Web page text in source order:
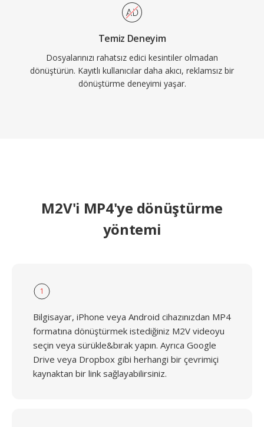
Temiz Deneyim
Dosyalarınızı rahatsız edici kesintiler olmadan
dönüştürün. Kayıtlı kullanıcılar daha akıcı, reklamsız bir
dönüştürme deneyimi yaşar.
M2V'i MP4'ye dönüştürme
yöntemi
1
Bilgisayar, iPhone veya Android cihazınızdan MP4
formatına dönüştürmek istediğiniz M2V videoyu
seçin veya sürükle&bırak yapın. Ayrıca Google
Drive veya Dropbox gibi herhangi bir çevrimiçi
kaynaktan bir link sağlayabilirsiniz.